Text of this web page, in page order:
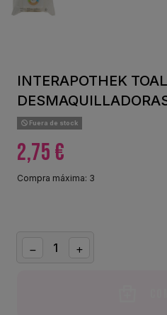
INTERAPOTHEK
Fuera de stock
2,75 €
Compra máxima: 3